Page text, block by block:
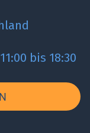
bis 18:30